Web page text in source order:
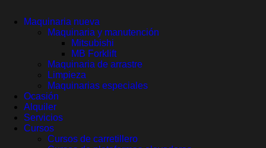
Maquinaria nueva
Maquinaria y manutención
Mitsubishi
MB Forklift
Maquinaria de arrastre
Limpieza
Maquinarias especiales
Ocasión
Alquiler
Servicios
Cursos
Cursos de carretillero